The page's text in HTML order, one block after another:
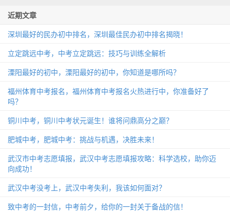
近期文章
深圳最好的民办初中排名，深圳最佳民办初中排名揭晓！
立定跳远中考，中考立定跳远：技巧与训练全解析
溧阳最好的初中，溧阳最好的初中，你知道是哪所吗？
福州体育中考报名，福州体育中考报名火热进行中，你准备好了
吗？
铜川中考，铜川中考状元诞生！谁将问鼎高分之巅？
肥城中考，肥城中考：挑战与机遇，决胜未来！
武汉市中考志愿填报，武汉中考志愿填报攻略：科学选校，助你迈
向成功！
武汉中考没考上，武汉中考失利，我该如何面对？
致中考的一封信，中考前夕，给你的一封关于备战的信！